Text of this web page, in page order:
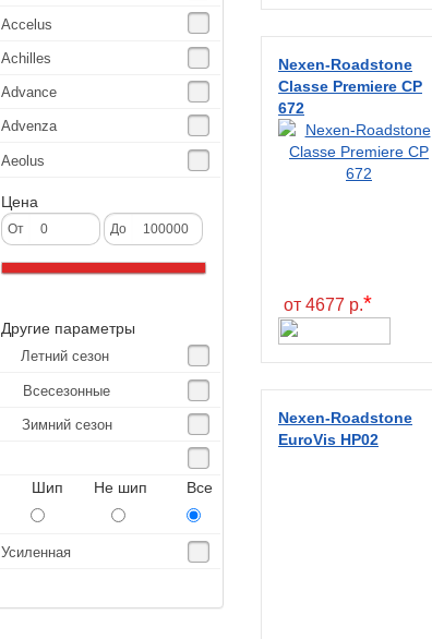
Accelus
Achilles
Advance
Advenza
Aeolus
Agate
Agrica
Alliance
Altura
Amberstone
Amtel
Anjie
Aplus
Цена
От До
Другие параметры
Летний сезон
Всесезонные
Зимний сезон
Шип Не шип Все
Усиленная
Nexen-Roadstone
Classe Premiere CP
672
от 4677 р.*
Nexen-Roadstone
EuroVis HP02